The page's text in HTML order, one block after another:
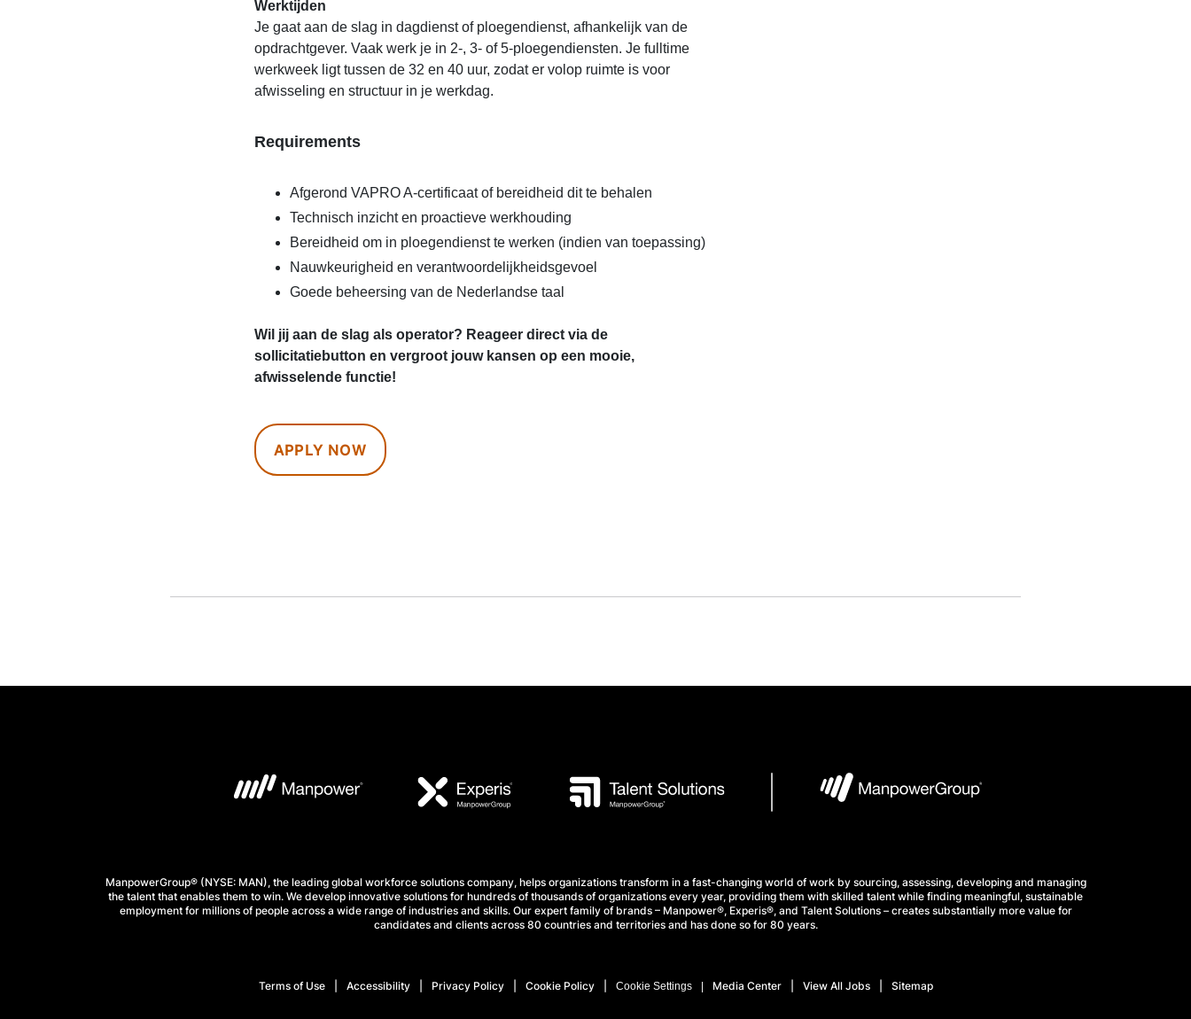
Werktijden
Je gaat aan de slag in dagdienst of ploegendienst, afhankelijk van de
opdrachtgever. Vaak werk je in 2-, 3- of 5-ploegendiensten. Je fulltime
werkweek ligt tussen de 32 en 40 uur, zodat er volop ruimte is voor
afwisseling en structuur in je werkdag.
Requirements
Afgerond VAPRO A-certificaat of bereidheid dit te behalen
Technisch inzicht en proactieve werkhouding
Bereidheid om in ploegendienst te werken (indien van toepassing)
Nauwkeurigheid en verantwoordelijkheidsgevoel
Goede beheersing van de Nederlandse taal
Wil jij aan de slag als operator? Reageer direct via de
sollicitatiebutton en vergroot jouw kansen op een mooie,
afwisselende functie!
APPLY NOW
ManpowerGroup® (NYSE: MAN), the leading global workforce solutions company, helps organizations transform in a fast-changing world of work by sourcing, assessing, developing and managing
the talent that enables them to win. We develop innovative solutions for hundreds of thousands of organizations every year, providing them with skilled talent while finding meaningful, sustainable
employment for millions of people across a wide range of industries and skills. Our expert family of brands – Manpower®, Experis®, and Talent Solutions – creates substantially more value for
candidates and clients across 80 countries and territories and has done so for 80 years.
Terms of Use Accessibility Privacy Policy Cookie Policy Cookie Settings Media Center View All Jobs Sitemap